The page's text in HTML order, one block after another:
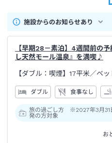
施設からのお知らせあり
【早期28－素泊】4週間前の
し天然モール温泉』を満喫♪
【ダブル：喫煙】17平米／ベ
ダブル 食事なし
旅の過ごし方 ※2027年3月31
発の方対象
お